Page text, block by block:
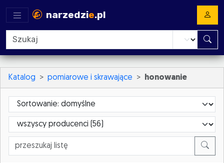
narzedzie.pl
Katalog pomiarowe i skrawające honowanie
Sortowanie
ProducerId